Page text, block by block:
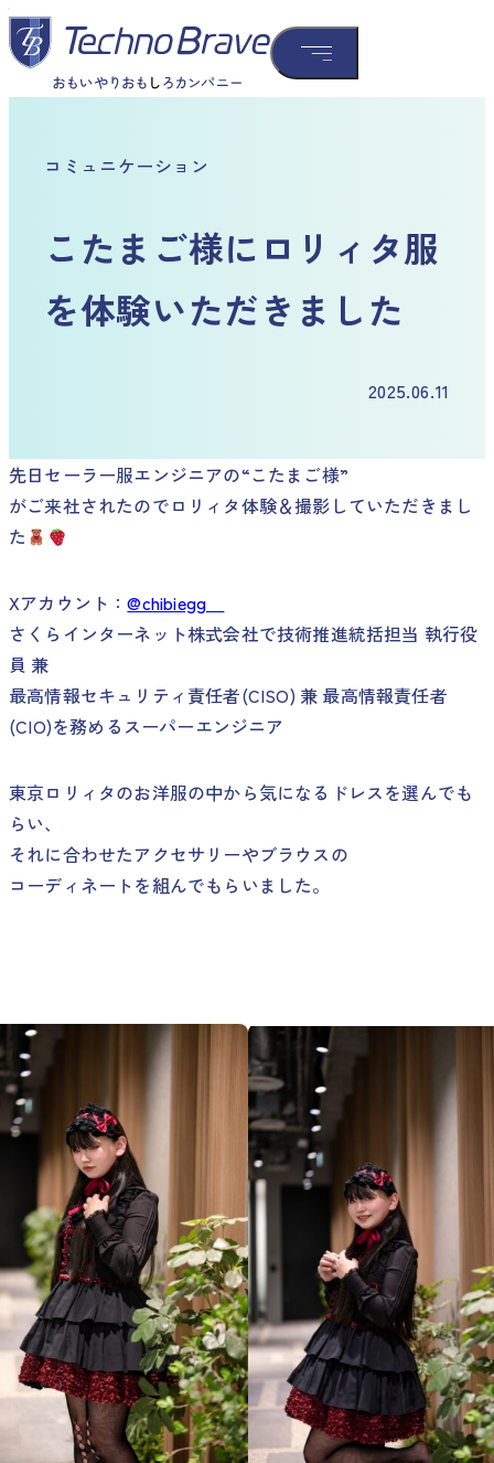
コミュニケーション
こたまご様にロリィタ服
を体験いただきました
2025.06.11
先日セーラー服エンジニアの“こたまご様”
がご来社されたのでロリィタ体験＆撮影していただきまし
た
Xアカウント：@chibiegg
さくらインターネット株式会社で技術推進統括担当 執行役
員 兼
最高情報セキュリティ責任者(CISO) 兼 最高情報責任者
(CIO)を務めるスーパーエンジニア
東京ロリィタのお洋服の中から気になるドレスを選んでも
らい、
それに合わせたアクセサリーやブラウスの
コーディネートを組んでもらいました。